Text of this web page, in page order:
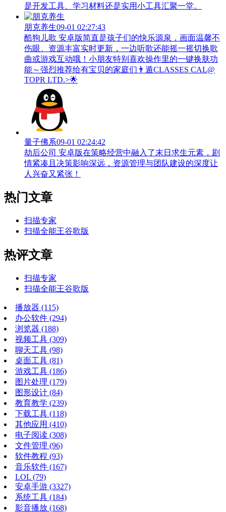
是开发工具、学习材料还是实用小工具汇聚一堂。
朋克养生09-01 02:27:43
酷狗儿歌 安卓版简直是孩子们的快乐源泉，画面温馨不
伤眼、资源丰富实时更新，一边听歌还能摇一摇切换歌
曲或游戏互动哦！小朋友特别喜欢操作里的一键换肤功
能～强烈推荐给有宝贝的家庭们👨‍遁️CLASSES CAL@
TOPR LTD.>🌟
量子佛系09-01 02:24:42
劫后公司 安卓版在策略经营中融入了末日求生元素，剧
情紧凑且决策影响深远，资源管理与团队建设的深度让
人兴奋又紧张！
热门文章
扫描专家
扫描全能王谷歌版
热评文章
扫描专家
扫描全能王谷歌版
播放器 (115)
办公软件 (294)
浏览器 (188)
视频工具 (309)
聊天工具 (98)
桌面工具 (81)
游戏工具 (186)
图片处理 (179)
图形设计 (84)
教育教学 (239)
下载工具 (118)
其他应用 (410)
电子阅读 (308)
文件管理 (96)
软件教程 (93)
音乐软件 (167)
LOL (79)
安卓手游 (3327)
系统工具 (184)
影音播放 (168)